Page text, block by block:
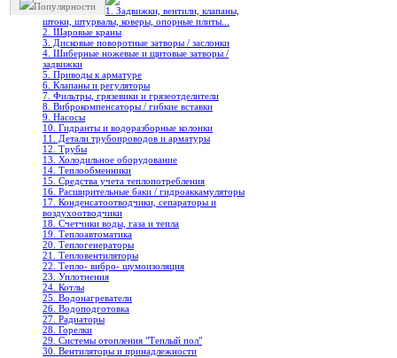
Популярности
1. Задвижки, вентили, клапаны,
штоки, штурвалы, коверы, опорные плиты...
2. Шаровые краны
3. Дисковые поворотные затворы / заслонки
4. Шиберные ножевые и щитовые затворы /
задвижки
5. Приводы к арматуре
6. Клапаны и регуляторы
7. Фильтры, грязевики и грязеотделители
8. Виброкомпенсаторы / гибкие вставки
9. Насосы
10. Гидранты и водоразборные колонки
11. Детали трубопроводов и арматуры
12. Трубы
13. Холодильное oборудование
14. Теплообменники
15. Средства учета теплопотребления
16. Расширительные баки / гидроаккамуляторы
17. Конденсатоотводчики, сепараторы и
воздухоотводчики
18. Счетчики воды, газа и тепла
19. Теплоавтоматика
20. Теплогенераторы
21. Тепловентиляторы
22. Тепло- вибро- шумоизоляция
23. Уплотнения
24. Котлы
25. Водонагреватели
26. Водоподготовка
27. Радиаторы
28. Горелки
29. Системы отопления "Теплый пол"
30. Вентиляторы и принадлежности